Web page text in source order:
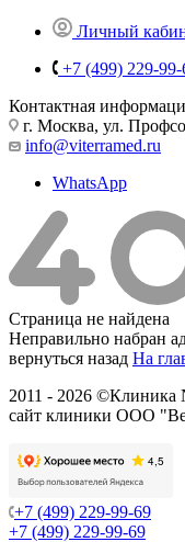
Личный
+7 (499) 229-99-
Контактная
г. Москва, ул.
info@viterramed.ru
WhatsApp
Страница не найдена
Неправильно набран
вернуться назад На
2011 - 2026
сайт клиники ООО
+7 (499) 229-99-69
+7 (499) 229-99-69